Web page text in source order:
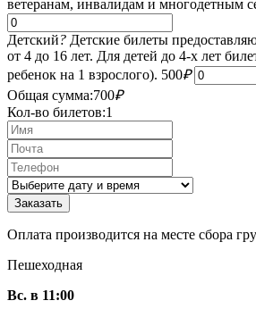
ветеранам, инвалидам и многодетным
Детский? Детские билеты
от 4 до 16 лет. Для детей до 4-х лет
ребенок на 1 взрослого). 500₽
Общая сумма:700₽
Кол-во билетов:1
Оплата производится на месте сбора
Пешеходная
Вс. в 11:00